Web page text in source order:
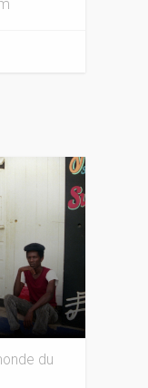
du